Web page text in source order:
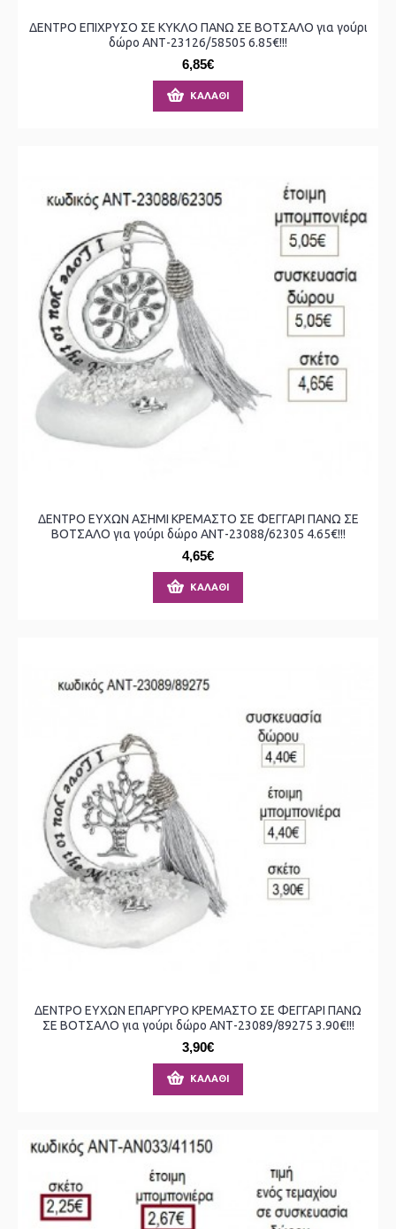
ΔΕΝΤΡΟ ΕΠΙΧΡΥΣΟ ΣΕ ΚΥΚΛΟ ΠΑΝΩ ΣΕ ΒΟΤΣΑΛΟ για γούρι
δώρο ΑΝΤ-23126/58505 6.85€!!!
6,85€
ΚΑΛΆΘΙ
ΔΕΝΤΡΟ ΕΥΧΩΝ ΑΣΗΜΙ ΚΡΕΜΑΣΤΟ ΣΕ ΦΕΓΓΑΡΙ ΠΑΝΩ ΣΕ
ΒΟΤΣΑΛΟ για γούρι δώρο ΑΝΤ-23088/62305 4.65€!!!
4,65€
ΚΑΛΆΘΙ
ΔΕΝΤΡΟ ΕΥΧΩΝ ΕΠΑΡΓΥΡΟ ΚΡΕΜΑΣΤΟ ΣΕ ΦΕΓΓΑΡΙ ΠΑΝΩ
ΣΕ ΒΟΤΣΑΛΟ για γούρι δώρο ΑΝΤ-23089/89275 3.90€!!!
3,90€
ΚΑΛΆΘΙ